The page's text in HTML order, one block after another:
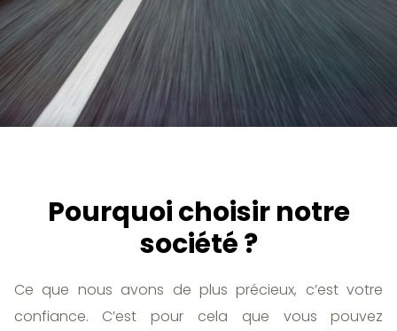
Pourquoi choisir notre
société ?
Ce que nous avons de plus précieux, c’est votre
confiance. C’est pour cela que vous pouvez